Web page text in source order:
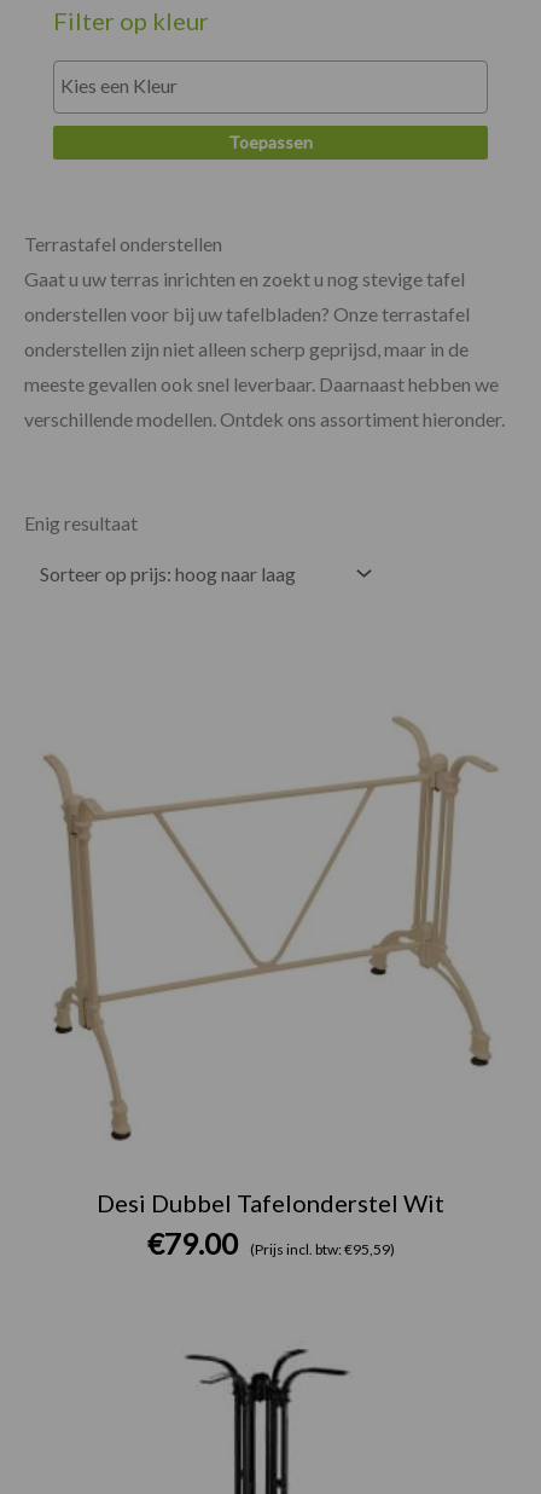
Filter op kleur
Toepassen
Terrastafel onderstellen
Gaat u uw terras inrichten en zoekt u nog stevige tafel
onderstellen voor bij uw tafelbladen? Onze terrastafel
onderstellen zijn niet alleen scherp geprijsd, maar in de
meeste gevallen ook snel leverbaar. Daarnaast hebben we
verschillende modellen. Ontdek ons assortiment hieronder.
Enig resultaat
Desi Dubbel Tafelonderstel Wit
€79.00 (Prijs incl. btw: €95,59)